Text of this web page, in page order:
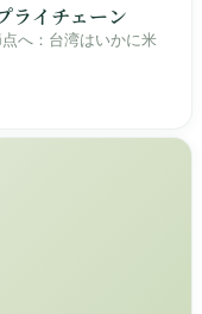
ライチェーン
へ：台湾はいかに米